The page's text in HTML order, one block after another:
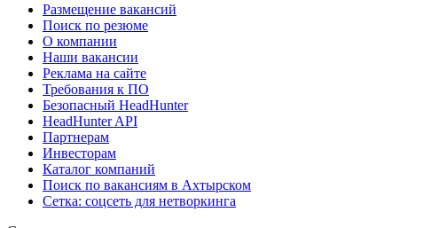
Размещение вакансий
Поиск по резюме
О компании
Наши вакансии
Реклама на сайте
Требования к ПО
Безопасный HeadHunter
HeadHunter API
Партнерам
Инвесторам
Каталог компаний
Поиск по вакансиям в Ахтырском
Сетка: соцсеть для нетворкинга